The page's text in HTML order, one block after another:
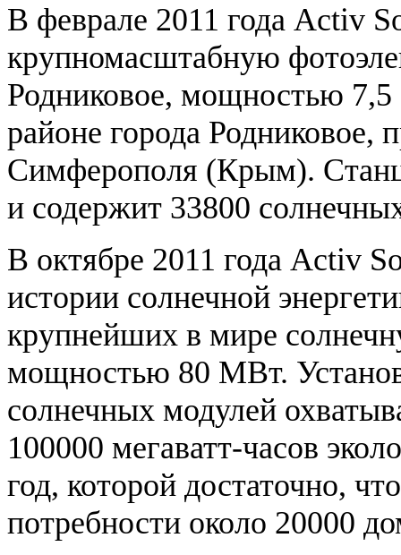
В феврале 2011 года Activ
крупномасштабную
Родниковое, мощностью
районе города Родниковое,
Симферополя (Крым).
и содержит 33800
В октябре 2011 года Activ
истории солнечной
крупнейших в мире
мощностью 80 МВт.
солнечных модулей
100000 мегаватт-часов
год, которой достаточно,
потребности около 20000